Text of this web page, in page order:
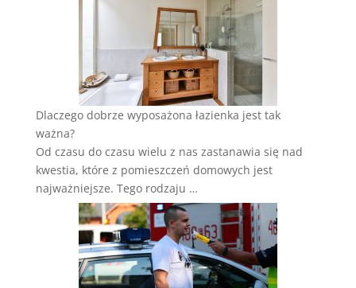
Dlaczego dobrze wyposażona łazienka jest tak
ważna?
Od czasu do czasu wielu z nas zastanawia się nad
kwestia, które z pomieszczeń domowych jest
najważniejsze. Tego rodzaju …